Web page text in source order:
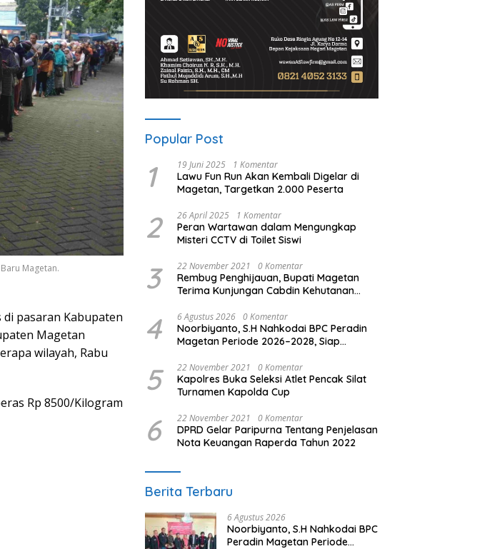
Magetan.
pasaran Kabupaten
Magetan
wilayah, Rabu
Rp 8500/Kilogram
Popular Post
1 19 Juni 2025 1 Komentar
Lawu Fun Run Akan Kembali Digelar di
Magetan, Targetkan 2.000 Peserta
2 26 April 2025 1 Komentar
Peran Wartawan dalam Mengungkap
Misteri CCTV di Toilet Siswi
3 22 November 2021 0 Komentar
Rembug Penghijauan, Bupati Magetan
Terima Kunjungan Cabdin Kehutanan
4 6 Agustus 2026 0 Komentar
Noorbiyanto, S.H Nahkodai BPC Peradin
Magetan Periode 2026–2028, Siap
5 22 November 2021 0 Komentar
Kapolres Buka Seleksi Atlet Pencak Silat
Turnamen Kapolda Cup
6 22 November 2021 0 Komentar
DPRD Gelar Paripurna Tentang Penjelasan
Nota Keuangan Raperda Tahun 2022
Berita Terbaru
6 Agustus 2026
Noorbiyanto, S.H Nahkodai BPC
Peradin Magetan Periode